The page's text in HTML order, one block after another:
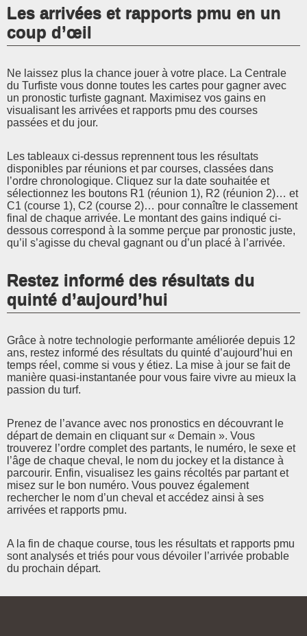
Les arrivées et rapports pmu en un
coup d’œil
Ne laissez plus la chance jouer à votre place. La Centrale
du Turfiste vous donne toutes les cartes pour gagner avec
un pronostic turfiste gagnant. Maximisez vos gains en
visualisant les arrivées et rapports pmu des courses
passées et du jour.
Les tableaux ci-dessus reprennent tous les résultats
disponibles par réunions et par courses, classées dans
l’ordre chronologique. Cliquez sur la date souhaitée et
sélectionnez les boutons R1 (réunion 1), R2 (réunion 2)… et
C1 (course 1), C2 (course 2)… pour connaître le classement
final de chaque arrivée. Le montant des gains indiqué ci-
dessous correspond à la somme perçue par pronostic juste,
qu’il s’agisse du cheval gagnant ou d’un placé à l’arrivée.
Restez informé des résultats du
quinté d’aujourd’hui
Grâce à notre technologie performante améliorée depuis 12
ans, restez informé des résultats du quinté d’aujourd’hui en
temps réel, comme si vous y étiez. La mise à jour se fait de
manière quasi-instantanée pour vous faire vivre au mieux la
passion du turf.
Prenez de l’avance avec nos pronostics en découvrant le
départ de demain en cliquant sur « Demain ». Vous
trouverez l’ordre complet des partants, le numéro, le sexe et
l’âge de chaque cheval, le nom du jockey et la distance à
parcourir. Enfin, visualisez les gains récoltés par partant et
misez sur le bon numéro. Vous pouvez également
rechercher le nom d’un cheval et accédez ainsi à ses
arrivées et rapports pmu.
A la fin de chaque course, tous les résultats et rapports pmu
sont analysés et triés pour vous dévoiler l’arrivée probable
du prochain départ.